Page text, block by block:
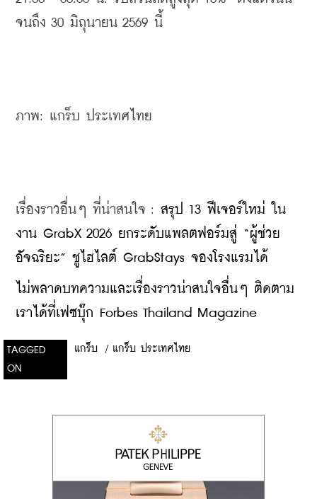
จนถึง 30 มิถุนายน 2569 นี้
ภาพ: แกร็บ ประเทศไทย
เรื่องราวอื่นๆ ที่น่าสนใจ : สรุป 13 ฟีเจอร์ใหม่ ใน
งาน GrabX 2026 ยกระดับแพลตฟอร์มสู่ “ผู้ช่วย
อัจฉริยะ” ชูไฮไลต์ GrabStays จองโรงแรมได้
​ไม่พลาดบทความและเรื่องราวน่าสนใจอื่นๆ ติดตาม
เราได้ที่เฟซบุ๊ก Forbes Thailand Magazine
TAGGED
ON
แกร็บ / แกร็บ ประเทศไทย